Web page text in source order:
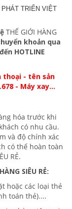
TRIỂN VIỆT
THẾ GIỚI HÀNG
khoản qua
HOTLINE
thoại - tên sản
- Máy xay...
hóa trước khi
có nhu cầu.
và độ chính xác
có thể hoàn toàn
RẺ.
SIÊU RẺ:
hoặc các loại thẻ
toán thẻ)....